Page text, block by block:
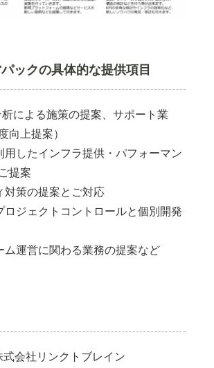
ックの具体的な提供項目
による施策の提案、サポート業
向上提案）
用したインフラ提供・パフォーマン
提案
対策の提案とご対応
ロジェクトコントロールと個別開発
ム運営に関わる業務の提案など
会社リンクトブレイン